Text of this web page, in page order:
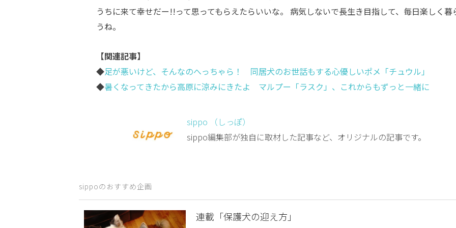
うちに来て幸せだー!!って思ってもらえたらいいな。 病気しないで長生き目指して、毎日楽しく暮
うね。
【関連記事】
◆足が悪いけど、そんなのへっちゃら！ 同居犬のお世話もする心優しいポメ「チュウル」
◆暑くなってきたから高原に涼みにきたよ マルプー「ラスク」、これからもずっと一緒に
sippo （しっぽ）
sippo編集部が独自に取材した記事など、オリジナルの記事です。
sippoのおすすめ企画
連載「保護犬の迎え方」